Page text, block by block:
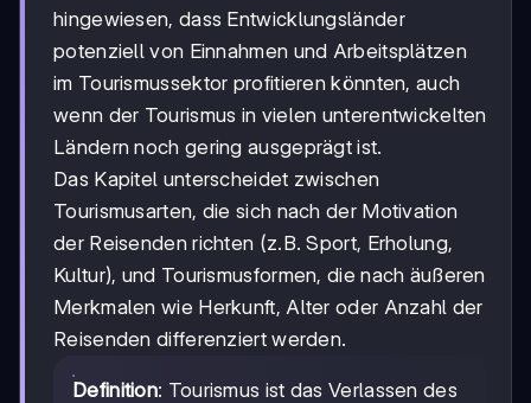
hingewiesen, dass Entwicklungsländer
potenziell von Einnahmen und Arbeitsplätzen
im Tourismussektor profitieren könnten, auch
wenn der Tourismus in vielen unterentwickelten
Ländern noch gering ausgeprägt ist.
Das Kapitel unterscheidet zwischen
Tourismusarten, die sich nach der Motivation
der Reisenden richten (z.B. Sport, Erholung,
Kultur), und Tourismusformen, die nach äußeren
Merkmalen wie Herkunft, Alter oder Anzahl der
Reisenden differenziert werden.
Definition: Tourismus ist das Verlassen des